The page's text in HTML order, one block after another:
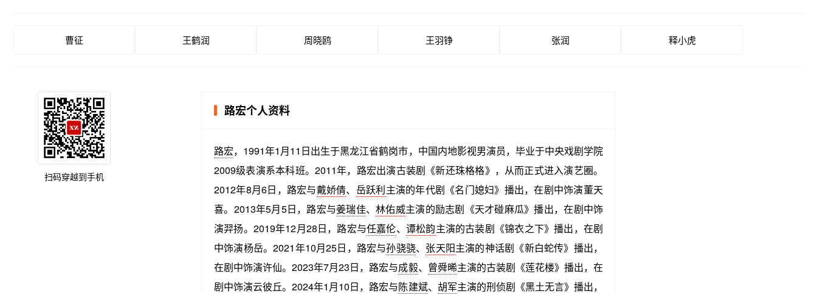
曹征 王鹤润 周晓鸥 王羽铮 张润 释小虎
路宏个人资料
路宏，1991年1月11日出生于黑龙江省鹤岗市，中国内地影视男演员，毕业于中央戏剧学院
2009级表演系本科班。2011年，路宏出演古装剧《新还珠格格》，从而正式进入演艺圈。
2012年8月6日，路宏与戴娇倩、 岳跃利主演的年代剧《名门媳妇》播出，在剧中饰演董天
喜。2013年5月5日，路宏与姜瑞佳、林佑威主演的励志剧《天才碰麻瓜》播出，在剧中饰
演羿扬。2019年12月28日，路宏与任嘉伦、 谭松韵主演的古装剧《锦衣之下》播出，在剧
中饰演杨岳。2021年10月25日，路宏与孙骁骁、 张天阳主演的神话剧《新白蛇传》播出，
在剧中饰演许仙。2023年7月23日，路宏与成毅、 曾舜晞主演的古装剧《莲花楼》播出，在
剧中饰演云彼丘。2024年1月10日，路宏与陈建斌、 胡军主演的刑侦剧《黑土无言》播出，
扫码穿越到手机